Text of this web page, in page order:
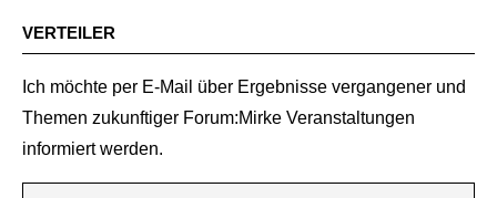
VERTEILER
Ich möchte per E-Mail über Ergebnisse vergangener und
Themen zukunftiger Forum:Mirke Veranstaltungen
informiert werden.